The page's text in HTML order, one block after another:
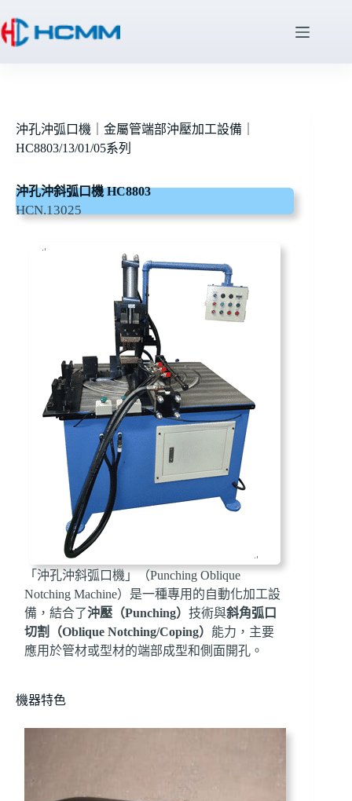
沖孔沖弧口機｜金屬管端部沖壓加工設備｜
HC8803/13/01/05系列
沖孔沖斜弧口機 HC8803
HCN.13025
「沖孔沖斜弧口機」（Punching Oblique
Notching Machine）是一種專用的自動化加工設
備，結合了沖壓（Punching） 技術與斜角弧口
切割（Oblique Notching/Coping） 能力，主要
應用於管材或型材的端部成型和側面開孔。
機器特色